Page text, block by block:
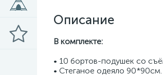
Описание
В комплекте:
• 10 бортов-подушек со
• Стеганое одеяло 90*90см.